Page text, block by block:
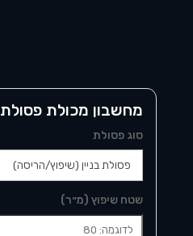
מחשבון מכולת פסולת
סוג פסולת
שטח שיפוץ (מ״ר)